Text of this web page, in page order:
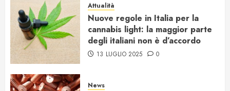
Attualità
Nuove regole in Italia per la
cannabis light: la maggior parte
degli italiani non è d’accordo
13 LUGLIO 2025 0
News